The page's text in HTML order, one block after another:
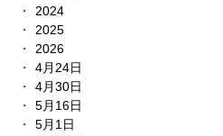
2024
2025
2026
4月24日
4月30日
5月16日
5月1日